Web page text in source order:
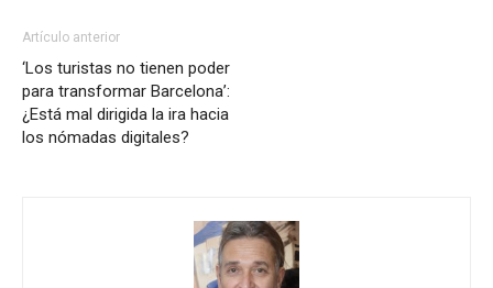
Artículo anterior
‘Los turistas no tienen poder
para transformar Barcelona’:
¿Está mal dirigida la ira hacia
los nómadas digitales?